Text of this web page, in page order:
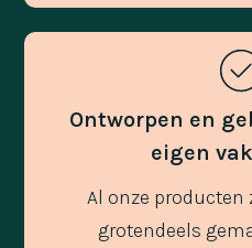
Ontworpen en
eigen
Al onze
grotendeels